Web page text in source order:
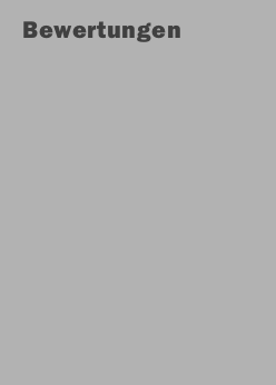
Bewertungen